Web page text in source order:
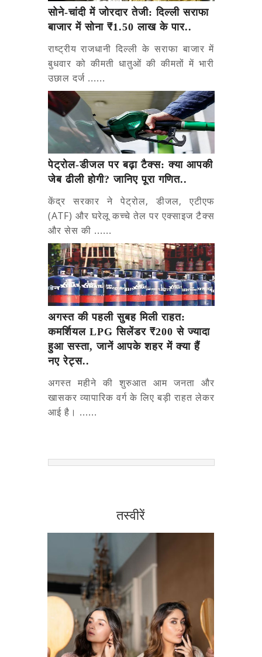
सोने-चांदी में जोरदार तेजी: दिल्ली सराफा
बाजार में सोना ₹1.50 लाख के पार..
राष्ट्रीय राजधानी दिल्ली के सराफा बाजार में
बुधवार को कीमती धातुओं की कीमतों में भारी
उछाल दर्ज ......
पेट्रोल-डीजल पर बढ़ा टैक्स: क्या आपकी
जेब ढीली होगी? जानिए पूरा गणित..
केंद्र सरकार ने पेट्रोल, डीजल, एटीएफ
(ATF) और घरेलू कच्चे तेल पर एक्साइज टैक्स
और सेस की ......
अगस्त की पहली सुबह मिली राहत:
कमर्शियल LPG सिलेंडर ₹200 से ज्यादा
हुआ सस्ता, जानें आपके शहर में क्या हैं
नए रेट्स..
अगस्त महीने की शुरुआत आम जनता और
खासकर व्यापारिक वर्ग के लिए बड़ी राहत लेकर
आई है। ......
तस्वीरें